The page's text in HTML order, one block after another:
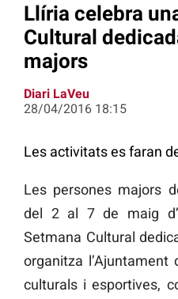
Llíria celebra
Cultural
majors
Diari LaVeu
28/04/2016 18:15
Les activitats es faran
Les persones majors
del 2 al 7 de maig
Setmana Cultural
organitza
culturals i esportives,